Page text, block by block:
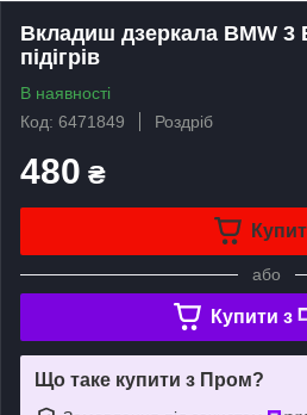
Вкладиш дзеркала BMW 3
підігрів
В наявності
Код: 6471849
Роздріб
480 ₴
або
Купити з
Що таке купити з Пром?